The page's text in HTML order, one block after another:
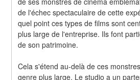
de l'échec spectaculaire de cette
quel point ces types de films sont
plus large de l'entreprise. Ils font
de son patrimoine.
Cela s'étend au-delà de ces
genre plus large. Le studio a un